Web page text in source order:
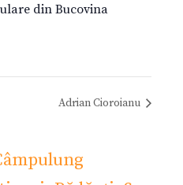
din Bucovina
Adrian Cioroianu